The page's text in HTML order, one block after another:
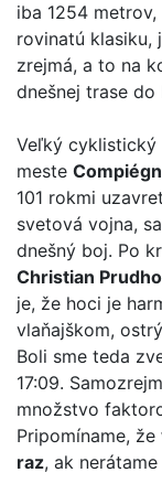
iba 1254
rovinatú klasiku,
zrejmá, a to na
dnešnej trase do
Veľký
meste
101 rokmi
svetová vojna,
dnešný boj. Po
Christian
je, že hoci je
vlaňajškom,
Boli sme teda
17:09.
množstvo
Pripomíname, že
raz, ak